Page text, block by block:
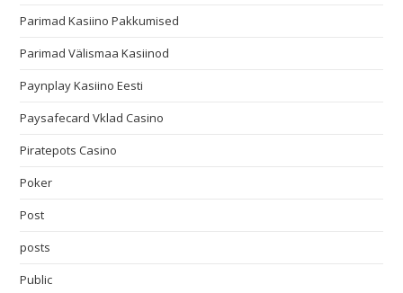
Parimad Kasiino Pakkumised
Parimad Välismaa Kasiinod
Paynplay Kasiino Eesti
Paysafecard Vklad Casino
Piratepots Casino
Poker
Post
posts
Public